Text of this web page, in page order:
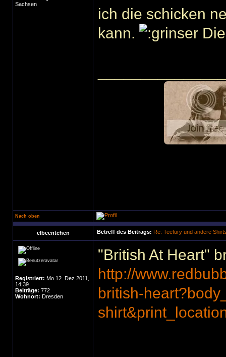
Sachsen
ich die schicken
kann.
Nach oben
elbeentchen Betreff des Beitrags: Re: Teefury und andere
Registriert: Mo 12. Dez 2011,
14:39
Beiträge: 772
Wohnort: Dresden
"British At Heart"
http://
british-